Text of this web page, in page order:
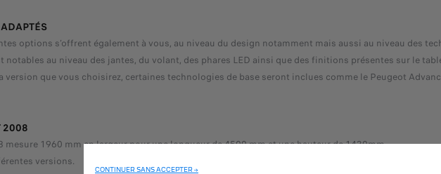
options s’offrent également à vous, au niveau du design notamment mais aussi au niveau des
au niveau des jantes, du volant, des phares LED ainsi que des finitions présentes sur le
que vous choisirez, certaines technologies de base seront inclues comme le Peugeot
2008
mesure 1960 mm en largeur pour une longueur de 4500 mm et une hauteur de 1430mm.
versions.
CONTINUER SANS ACCEPTER →